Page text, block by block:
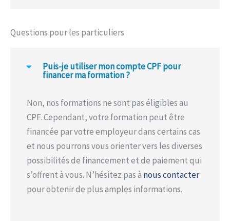
Questions pour les particuliers
Puis-je utiliser mon compte CPF pour
financer ma formation ?
Non, nos formations ne sont pas éligibles au
CPF. Cependant, votre formation peut être
financée par votre employeur dans certains cas
et nous pourrons vous orienter vers les diverses
possibilités de financement et de paiement qui
s’offrent à vous. N’hésitez pas à nous contacter
pour obtenir de plus amples informations.